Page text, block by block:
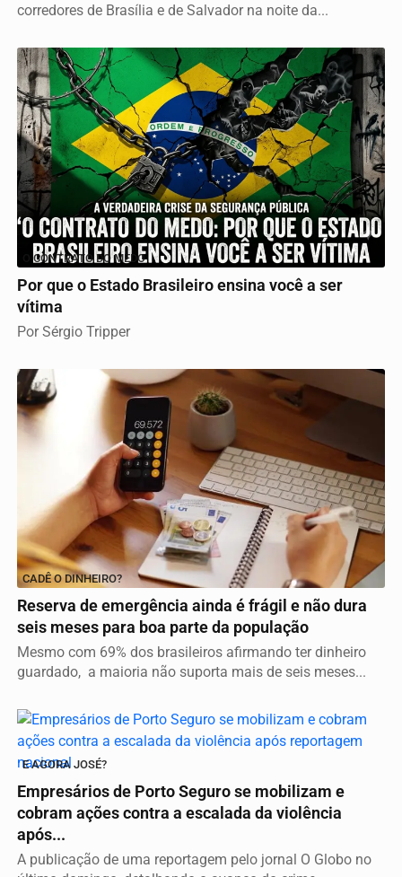
corredores de Brasília e de Salvador na noite da...
O CONTRATO DO MEDO
Por que o Estado Brasileiro ensina você a ser
vítima
Por Sérgio Tripper
CADÊ O DINHEIRO?
Reserva de emergência ainda é frágil e não dura
seis meses para boa parte da população
Mesmo com 69% dos brasileiros afirmando ter dinheiro
guardado, a maioria não suporta mais de seis meses...
E AGORA JOSÉ?
Empresários de Porto Seguro se mobilizam e
cobram ações contra a escalada da violência
após...
A publicação de uma reportagem pelo jornal O Globo no